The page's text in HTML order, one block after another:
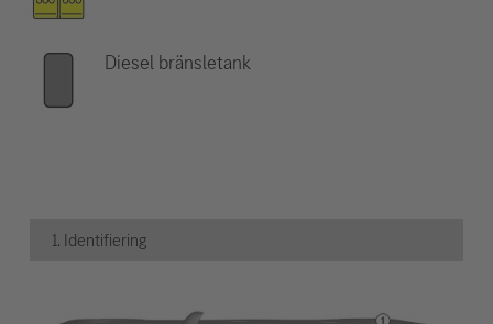
Diesel bränsletank
1. Identifiering